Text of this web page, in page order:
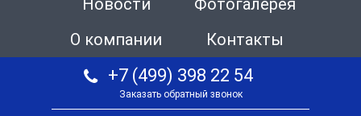
Новости
Фотогалерея
О компании
Контакты
+7 (499) 398 22 54
Заказать обратный звонок